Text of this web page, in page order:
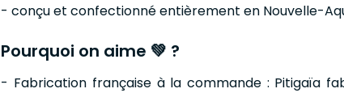
- conçu et confectionné entièrement en Nouvelle-
Pourquoi on aime 💚 ?
- Fabrication française à la commande : Pitigaïa